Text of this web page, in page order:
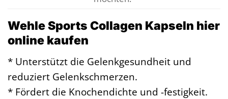
Wehle Sports Collagen Kapseln hier
online kaufen
* Unterstützt die Gelenkgesundheit und
reduziert Gelenkschmerzen.
* Fördert die Knochendichte und -festigkeit.